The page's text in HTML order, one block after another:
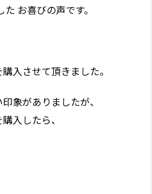
お喜びの声です。
入させて頂きました。
象がありましたが、
入したら、